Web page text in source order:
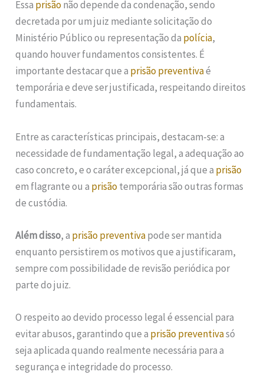
Essa prisãonão depende da condenação, sendo
decretada por um juiz mediante solicitação do
Ministério Público ou representação da polícia,
quando houver fundamentos consistentes. É
importante destacar que a prisão preventivaé
temporária e deve ser justificada, respeitando direitos
fundamentais.
Entre as características principais, destacam-se: a
necessidade de fundamentação legal, a adequação ao
caso concreto, e o caráter excepcional, já que a prisão
em flagrante ou a prisãotemporária são outras formas
de custódia.
Além disso, a prisão preventivapode ser mantida
enquanto persistirem os motivos que a justificaram,
sempre com possibilidade de revisão periódica por
parte do juiz.
O respeito ao devido processo legal é essencial para
evitar abusos, garantindo que a prisão preventivasó
seja aplicada quando realmente necessária para a
segurança e integridade do processo.